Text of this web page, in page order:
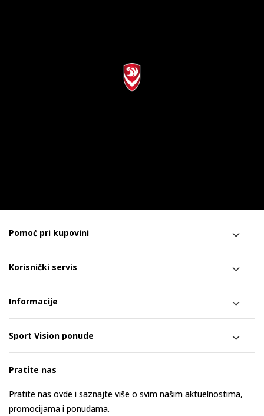
Pomoć pri kupovini
Korisnički servis
Informacije
Sport Vision ponude
Pratite nas
Pratite nas ovde i saznajte više o svim našim aktuelnostima,
promocijama i ponudama.